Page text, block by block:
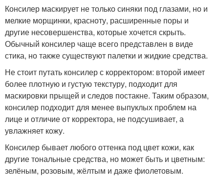
Консилер маскирует не только синяки под глазами, но и
мелкие морщинки, красноту, расширенные поры и
другие несовершенства, которые хочется скрыть.
Обычный консилер чаще всего представлен в виде
стика, но также существуют палетки и жидкие средства.
Не стоит путать консилер с корректором: второй имеет
более плотную и густую текстуру, подходит для
маскировки прыщей и следов постакне. Таким образом,
консилер подходит для менее выпуклых проблем на
лице и отличие от корректора, не подсушивает, а
увлажняет кожу.
Консилер бывает любого оттенка под цвет кожи, как
другие тональные средства, но может быть и цветным:
зелёным, розовым, жёлтым и даже фиолетовым.